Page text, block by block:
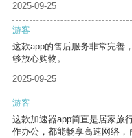
2025-09-25
游客
这款app的售后服务非常完善
够放心购物。
2025-09-25
游客
这款加速器app简直是居家旅
作办公，都能畅享高速网络